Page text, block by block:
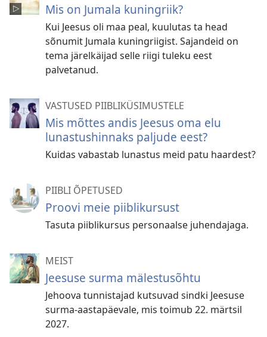
Mis on Jumala kuningriik?
Kui Jeesus oli maa peal, kuulutas ta head
sõnumit Jumala kuningriigist. Sajandeid on
tema järelkäijad selle riigi tuleku eest
palvetanud.
VASTUSED PIIBLIKÜSIMUSTELE
Mis mõttes andis Jeesus oma elu
lunastushinnaks paljude eest?
Kuidas vabastab lunastus meid patu haardest?
PIIBLI ÕPETUSED
Proovi meie piiblikursust
Tasuta piiblikursus personaalse juhendajaga.
MEIST
Jeesuse surma mälestusõhtu
Jehoova tunnistajad kutsuvad sindki Jeesuse
surma-aastapäevale, mis toimub 22. märtsil
2027.